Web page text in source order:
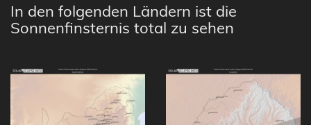
In den folgenden Ländern ist die
Sonnenfinsternis total zu sehen